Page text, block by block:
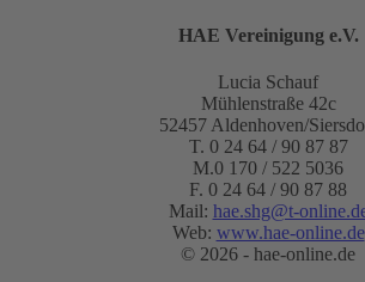
HAE Vereinigung e.V.
Lucia Schauf
Mühlenstraße 42c
52457 Aldenhoven/
T. 0 24 64 / 90 87 87
M.0 170 / 522 5036
F. 0 24 64 / 90 87 88
Mail: hae.shg@t-
Web: www.hae-online.de
© 2026 - hae-online.de